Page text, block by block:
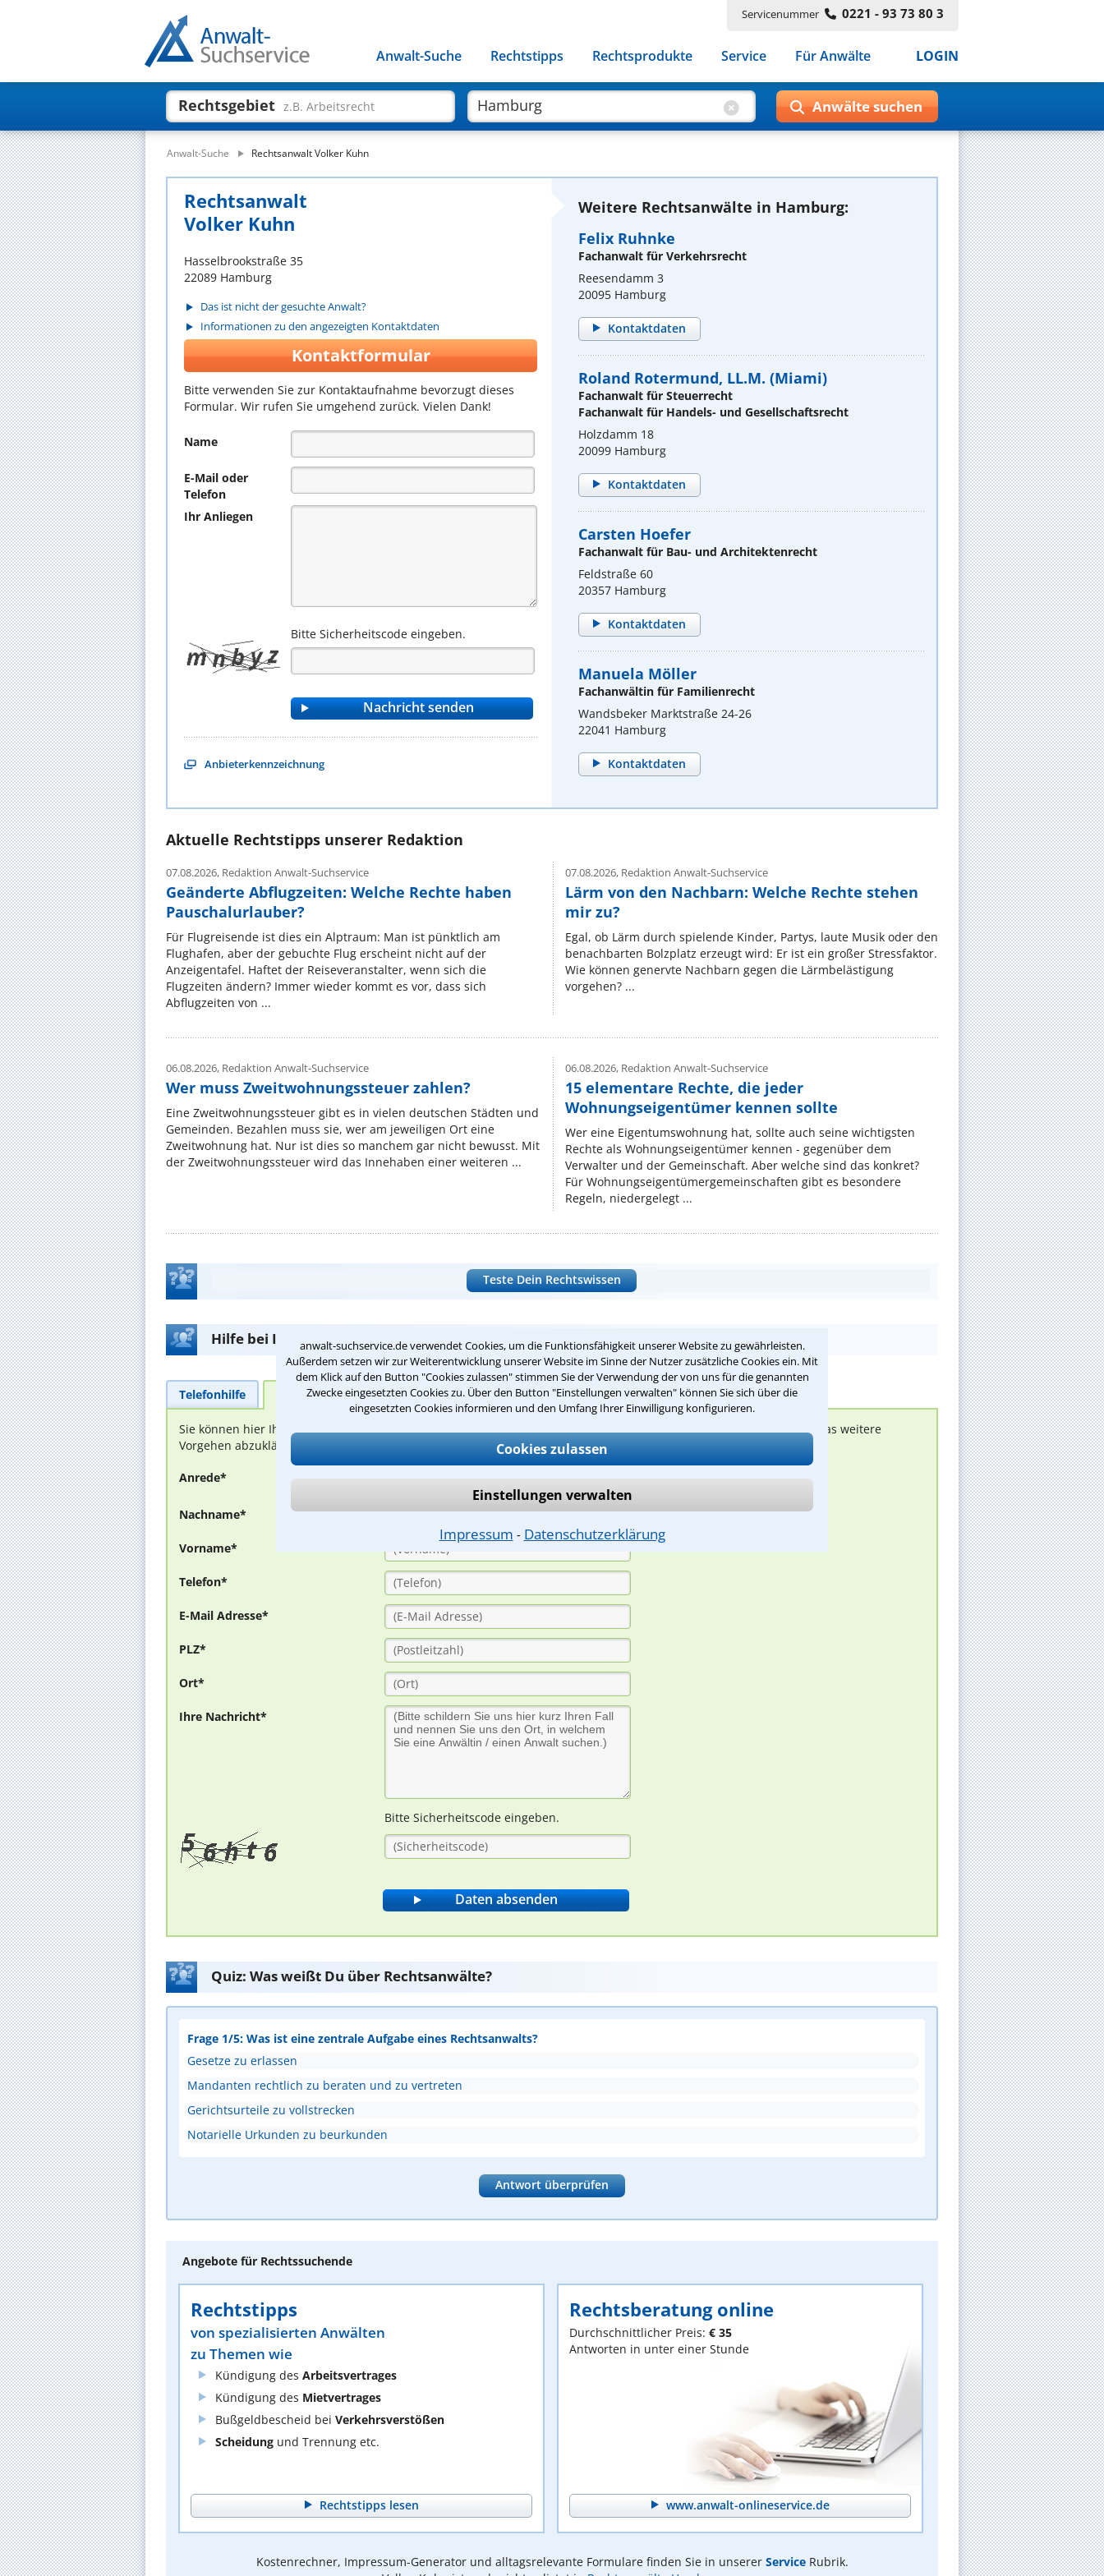
anwalt-suchservice.de verwendet Cookies, um die Funktionsfähigkeit unserer Website zu gewährleisten.
Außerdem setzen wir zur Weiterentwicklung unserer Website im Sinne der Nutzer zusätzliche Cookies ein. Mit
dem Klick auf den Button "Cookies zulassen" stimmen Sie der Verwendung der von uns für die genannten
Zwecke eingesetzten Cookies zu. Über den Button "Einstellungen verwalten" können Sie sich über die
eingesetzten Cookies informieren und den Umfang Ihrer Einwilligung konfigurieren.
Cookies zulassen
Einstellungen verwalten
Impressum ⁃ Datenschutzerklärung
Servicenummer 0221 - 93 73 80 3
Anwalt-Suche Rechtstipps Rechtsprodukte Service Für Anwälte LOGIN
Rechtsgebiet z.B. Arbeitsrecht
Anwalt-Suche Rechtsanwalt Volker Kuhn
Rechtsanwalt
Volker Kuhn
Hasselbrookstraße 35
22089 Hamburg
Das ist nicht der gesuchte Anwalt?
Informationen zu den angezeigten Kontaktdaten
Kontaktformular
Bitte verwenden Sie zur Kontaktaufnahme bevorzugt dieses
Formular. Wir rufen Sie umgehend zurück. Vielen Dank!
Name
E-Mail oder
Telefon
Ihr Anliegen
Bitte Sicherheitscode eingeben.
Anbieterkennzeichnung
Weitere Rechtsanwälte in Hamburg:
Felix Ruhnke
Fachanwalt für Verkehrsrecht
Reesendamm 3
20095 Hamburg
Kontaktdaten
Roland Rotermund, LL.M. (Miami)
Fachanwalt für Steuerrecht
Fachanwalt für Handels- und Gesellschaftsrecht
Holzdamm 18
20099 Hamburg
Kontaktdaten
Carsten Hoefer
Fachanwalt für Bau- und Architektenrecht
Feldstraße 60
20357 Hamburg
Kontaktdaten
Manuela Möller
Fachanwältin für Familienrecht
Wandsbeker Marktstraße 24-26
22041 Hamburg
Kontaktdaten
Aktuelle Rechtstipps unserer Redaktion
07.08.2026, Redaktion Anwalt-Suchservice
Geänderte Abflugzeiten: Welche Rechte haben
Pauschalurlauber?
Für Flugreisende ist dies ein Alptraum: Man ist pünktlich am
Flughafen, aber der gebuchte Flug erscheint nicht auf der
Anzeigentafel. Haftet der Reiseveranstalter, wenn sich die
Flugzeiten ändern? Immer wieder kommt es vor, dass sich
Abflugzeiten von ...
07.08.2026,Redaktion Anwalt-Suchservice
Lärm von den Nachbarn: Welche Rechte stehen
mir zu?
Egal, ob Lärm durch spielende Kinder, Partys, laute Musik oder den
benachbarten Bolzplatz erzeugt wird: Er ist ein großer Stressfaktor.
Wie können genervte Nachbarn gegen die Lärmbelästigung
vorgehen? ...
06.08.2026, Redaktion Anwalt-Suchservice
Wer muss Zweitwohnungssteuer zahlen?
Eine Zweitwohnungssteuer gibt es in vielen deutschen Städten und
Gemeinden. Bezahlen muss sie, wer am jeweiligen Ort eine
Zweitwohnung hat. Nur ist dies so manchem gar nicht bewusst. Mit
der Zweitwohnungssteuer wird das Innehaben einer weiteren ...
06.08.2026,Redaktion Anwalt-Suchservice
15 elementare Rechte, die jeder
Wohnungseigentümer kennen sollte
Wer eine Eigentumswohnung hat, sollte auch seine wichtigsten
Rechte als Wohnungseigentümer kennen - gegenüber dem
Verwalter und der Gemeinschaft. Aber welche sind das konkret?
Für Wohnungseigentümergemeinschaften gibt es besondere
Regeln, niedergelegt ...
Teste Dein Rechtswissen
Hilfe bei Ihrer Anwaltsuche?
Telefonhilfe Beratungsanfrage
Sie können hier Ihren Fall schildern. Anschließend werden sich spezialisierte Rechtsanwälte bei Ihnen melden, um das weitere
Vorgehen abzuklären. Die Rückmeldung durch einen Anwalt ist für Sie kostenlos.
Anrede* (Anrede)
Nachname*
Vorname*
Telefon*
E-Mail Adresse*
PLZ*
Ort*
Ihre Nachricht*
Bitte Sicherheitscode eingeben.
Quiz: Was weißt Du über Rechtsanwälte?
Frage 1/5: Was ist eine zentrale Aufgabe eines Rechtsanwalts?
Gesetze zu erlassen
Mandanten rechtlich zu beraten und zu vertreten
Gerichtsurteile zu vollstrecken
Notarielle Urkunden zu beurkunden
Antwort überprüfen
Angebote für Rechtssuchende
Rechtstipps
von spezialisierten Anwälten
zu Themen wie
Kündigung des Arbeitsvertrages
Kündigung des Mietvertrages
Bußgeldbescheid bei Verkehrsverstößen
Scheidung und Trennung etc.
Rechtstipps lesen
Rechtsberatung online
Durchschnittlicher Preis: € 35
Antworten in unter einer Stunde
www.anwalt-onlineservice.de
Kostenrechner, Impressum-Generator und alltagsrelevante Formulare finden Sie in unserer ServiceRubrik.